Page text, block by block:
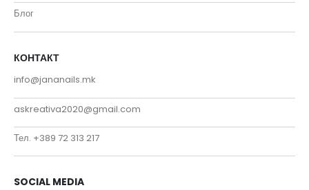
Блог
КОНТАКТ
info@jananails.mk
askreativa2020@gmail.com
Тел. +389 72 313 217
SOCIAL MEDIA